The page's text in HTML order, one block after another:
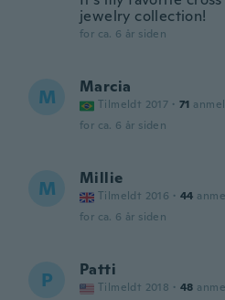
jewelry collection!
for ca. 6 år siden
M Marcia
Tilmeldt 2017 · 71
for ca. 6 år siden
M Millie
Tilmeldt 2016 · 44
for ca. 6 år siden
P Patti
Tilmeldt 2018 · 48